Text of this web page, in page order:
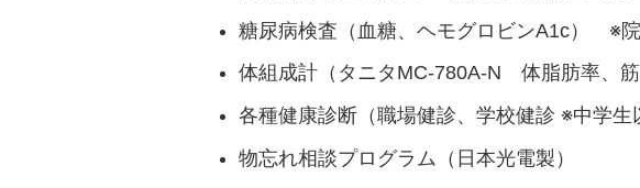
糖尿病検査 （血糖、ヘモグロビンA1c） ※
体組成計（タニタMC-780A-N 体脂肪率、
各種健康診断 （職場健診、学校健診 ※中学生
物忘れ相談プログラム（日本光電製）